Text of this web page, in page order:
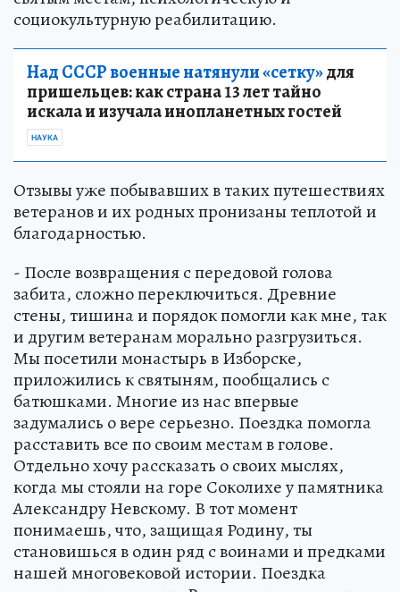
социокультурную реабилитацию.
Над СССР военные натянули «сетку»для
пришельцев: как страна 13 лет тайно
искала и изучала инопланетных гостей
НАУКА
Отзывы уже побывавших в таких путешествиях
ветеранов и их родных пронизаны теплотой и
благодарностью.
- После возвращения с передовой голова
забита, сложно переключиться. Древние
стены, тишина и порядок помогли как мне, так
и другим ветеранам морально разгрузиться.
Мы посетили монастырь в Изборске,
приложились к святыням, пообщались с
батюшками. Многие из нас впервые
задумались о вере серьезно. Поездка помогла
расставить все по своим местам в голове.
Отдельно хочу рассказать о своих мыслях,
когда мы стояли на горе Соколихе у памятника
Александру Невскому. В тот момент
понимаешь, что, защищая Родину, ты
становишься в один ряд с воинами и предками
нашей многовековой истории. Поездка